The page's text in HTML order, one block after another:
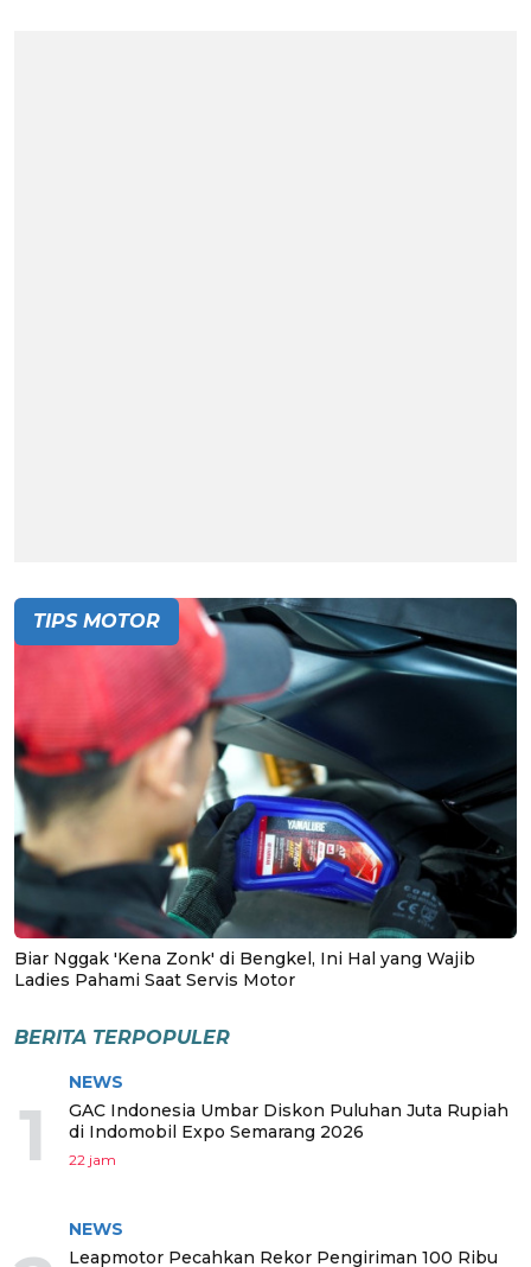
TIPS MOTOR
Biar Nggak 'Kena Zonk' di Bengkel, Ini Hal yang Wajib
Ladies Pahami Saat Servis Motor
BERITA TERPOPULER
1
NEWS
GAC Indonesia Umbar Diskon Puluhan Juta Rupiah
di Indomobil Expo Semarang 2026
22 jam
NEWS
Leapmotor Pecahkan Rekor Pengiriman 100 Ribu